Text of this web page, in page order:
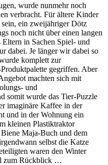
wurde nunmehr noch
verbracht. Für ältere Kinder
ein zweijähriger Dötz
noch nicht über einen langen
in Sachen Spiel- und
dabei. Je länger wir dabei so
komplett zur
gegriffen. Aber
machten sich mit
und
somit wurde das Tier-Puzzle
imaginäre Kaffee in der
und in der Wohnung ein
kleinen Plastiktraktor
Maja-Buch und dem
selbst die Katze
waren den Winter
zum Rückblick …